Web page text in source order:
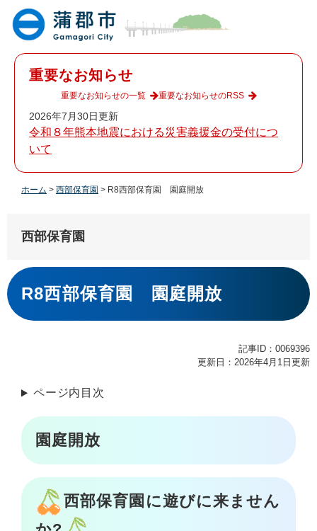
重要なお知らせ
2026年7月30日更新
令和８年熊本地震における災害義援金の受付につ
いて
重要なお知らせの一覧 重要なお知らせのRSS
ホーム > 西部保育園 > R8西部保育園 園庭開放
西部保育園
本
文
R8西部保育園 園庭開放
記事ID：0069396
更新日：2026年4月1日更新
ページ内目次
園庭開放
西部保育園に遊びに来ません